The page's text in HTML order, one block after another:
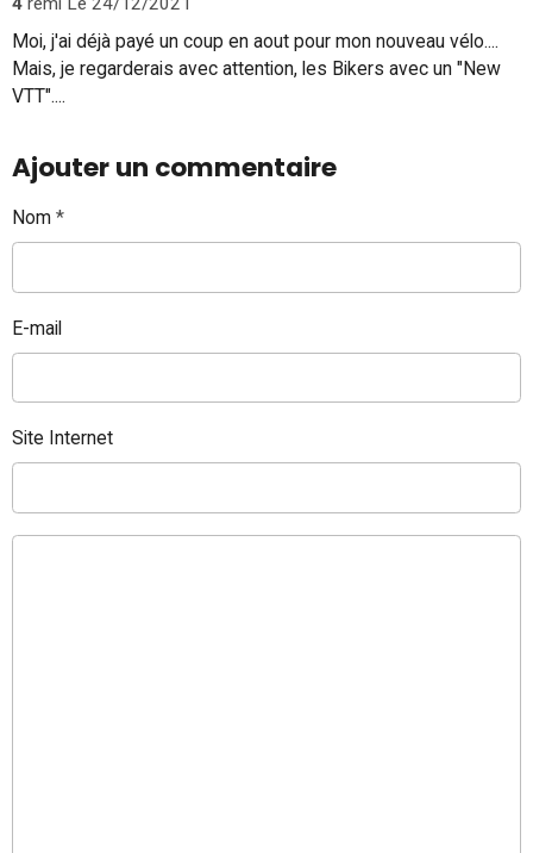
Moi, j'ai déjà payé un coup en aout pour mon nouveau vélo....
Mais, je regarderais avec attention, les Bikers avec un "New
VTT"....
Ajouter un commentaire
Nom
E-mail
Site Internet